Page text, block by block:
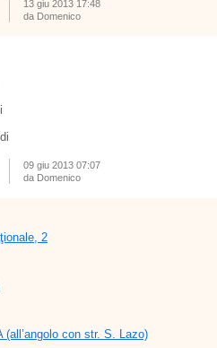
13 giu 2013 17:48
da Domenico
09 giu 2013 07:07
da Domenico
2
con str. S. Lazo)